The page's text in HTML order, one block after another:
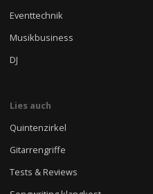
Eventtechnik
Musikbusiness
DJ
Lies auch
Quintenzirkel
Gitarrengriffe
Tests & Reviews